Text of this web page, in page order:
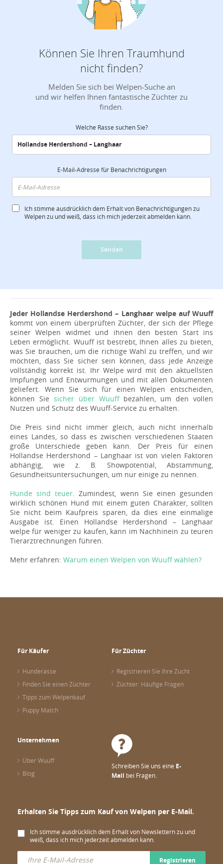
Können Sie Ihren Traumhund
nicht finden?
Melden Sie sich bei Welpen-Suche an
und wir helfen Ihnen fantastische Züchter zu
finden.
Welche Rasse suchen Sie?
E-Mail-Adresse für Benachrichtigungen
Ich stimme ausdrücklich dem Erhalt von Benachrichtigungen zu
Welpen zu und weiß, dass ich mich jederzeit abmelden kann.
Senden
Jeder Hollandse Herdershond – Langhaar welpe auf Wuuff
kommt von einem überprüften Züchter, der sich der Pflege
seiner Welpen widmet und ihnen den besten Start ins
Leben ermöglicht. Wuuff ist bestrebt, Ihnen alles zu bieten,
was Sie brauchen, um die richtige Wahl zu treffen, und wir
möchten, dass Sie sicher sein können, dass jede Anzeige
vollständig korrekt ist. Ihr Welpe wird mit den aktuellsten
Impfungen und Entwurmungen und mit allen Dokumenten
geliefert. Wenn Sie sich für einen Welpen entscheiden,
können Sie sicher über Wuuffbezahlen, um den vollen
Nutzen und Schutz des Wuuff-Service zu erhalten.
Die Preis sind nicht immer gleich, auch nicht innerhalb
eines Landes, so dass es zwischen verschiedenen Staaten
große Unterschiede geben kann. Der Preis für einen
Hollandse Herdershond – Langhaar ist von vielen Faktoren
abhängig, wie z. B. Showpotential, Abstammung,
Gesundheitsuntersuchungen, um nur einige zu nennen.
Hunde sind teuer . Zumindest, wenn Sie einen gesunden
wirklich schönen Hund mit einem guten Charakter, sollten
Sie nicht beim Kaufpreis sparen, da dies eine einmalige
Ausgabe ist. Einen Hollandse Herdershond – Langhaar
welpe für weniger zu kaufen, kann im Nachhinein zu teuren
Tierarztrechnungen führen.
Mehr erfahren: Warum einen Welpen von Wuuff wählen?
Für Käufer
Hunderasse
Finden Sie einen Züchter
Tipps zum Welpenkauf
Puppy Match
Für Züchter
Registrieren Sie Ihre Zucht
Züchter: Häufige Fragen
Unternehmen
Über Wuuff
Blog
Schreiben Sie uns eine E-
Mail bei Fragen.
Erhalten Sie Tipps zum Kauf von Welpen per E-Mail.
Ich stimme ausdrücklich dem Erhalt von Newslettern zu und
weiß, dass ich mich jederzeit abmelden kann.
Registrieren